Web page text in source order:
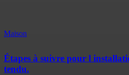
Maison
Étapes à suivre pour l
tendu.